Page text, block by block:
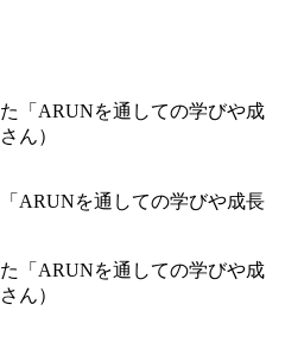
ARUNを通しての学びや成長